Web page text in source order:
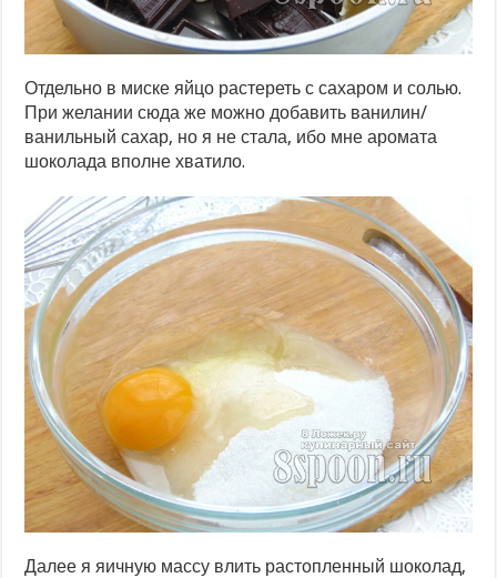
Отдельно в миске яйцо растереть с сахаром и солью.
При желании сюда же можно добавить ванилин/
ванильный сахар, но я не стала, ибо мне аромата
шоколада вполне хватило.
Далее я яичную массу влить растопленный шоколад,